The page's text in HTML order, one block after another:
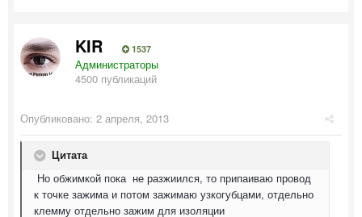
KIR 1537
Администраторы
4500 публикаций
Опубликовано: 2 апреля, 2013
Цитата
Но обжимкой пока не разжиился, то припаиваю провод
к точке зажима и потом зажимаю узкогубцами, отдельно
клемму отдельно зажим для изоляции